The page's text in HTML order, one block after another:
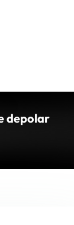
depolar